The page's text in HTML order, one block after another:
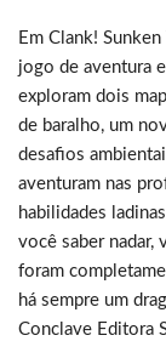
Em Clank!
jogo de aventura
exploram dois
de baralho, um
desafios
aventuram nas
habilidades
você saber nadar,
foram
há sempre um
Conclave Editora